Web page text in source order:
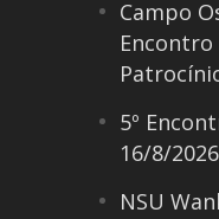
Campo
5º
16/8/2026
NSU